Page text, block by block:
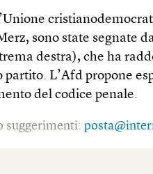
sono state segnate
destra), che ha
L’Afd propone
del codice penale.
suggerimenti: